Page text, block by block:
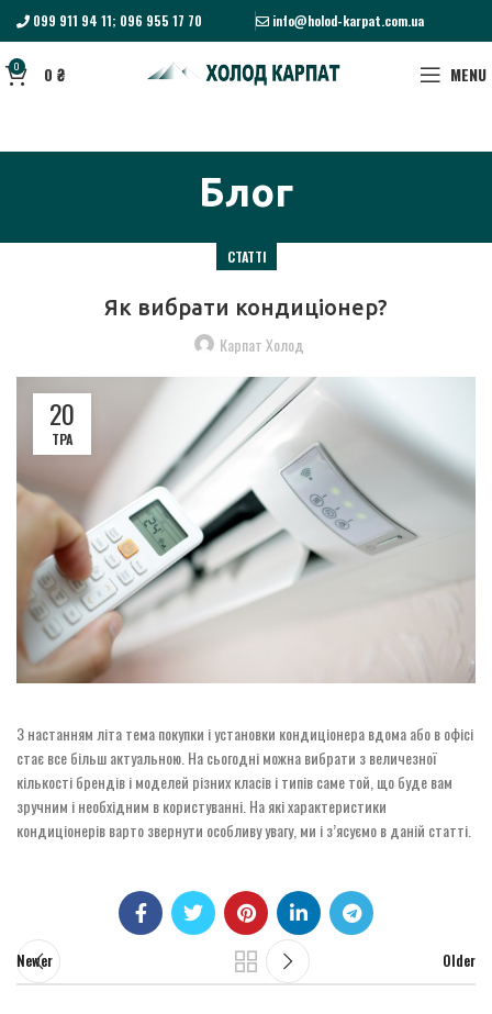
099 911 94 11; 096 955 17 70 info@holod-karpat.com.ua
0 0 ₴ MENU
Блог
СТАТТІ
Як вибрати кондиціонер?
Карпат Холод
20
ТРА
З настанням літа тема покупки і установки кондиціонера вдома або в офісі
стає все більш актуальною. На сьогодні можна вибрати з величезної
кількості брендів і моделей різних класів і типів саме той, що буде вам
зручним і необхідним в користуванні. На які характеристики
кондиціонерів варто звернути особливу увагу, ми і з’ясуємо в даній статті.
Newer Older